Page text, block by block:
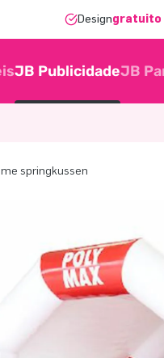
Designgratuito
JB PublicidadeJB
springkussen